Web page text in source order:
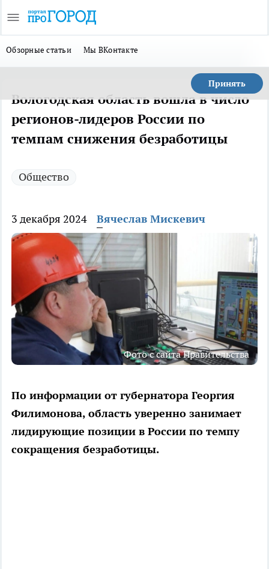
Обзорные статьи Мы ВКонтакте
Принять
Вологодская область вошла в число
регионов-лидеров России по
темпам снижения безработицы
Общество
3 декабря 2024 Вячеслав Мискевич
Фото с сайта Правительства
По информации от губернатора Георгия
Филимонова, область уверенно занимает
лидирующие позиции в России по темпу
сокращения безработицы.